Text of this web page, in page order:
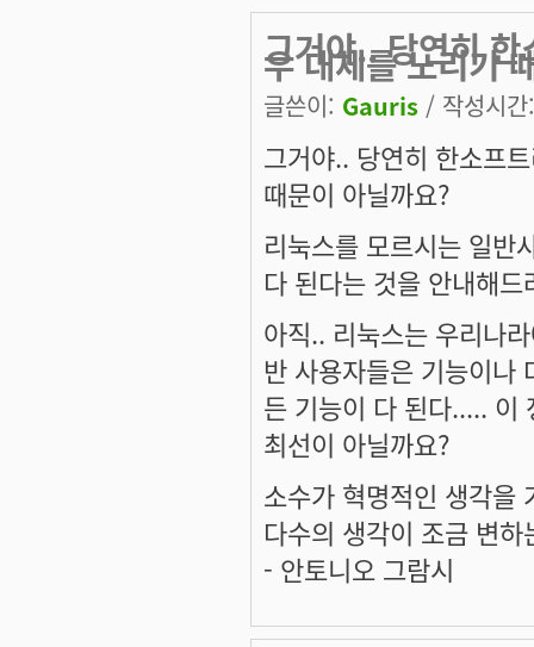
그거야.. 당연히 한
우 대체를 노리기
글쓴이: Gauris / 작성시
그거야.. 당연히 한소프
때문이 아닐까요?
리눅스를 모르시는 일반
다 된다는 것을 안내해
아직.. 리눅스는 우리나
반 사용자들은 기능이나
든 기능이 다 된다..... 이
최선이 아닐까요?
소수가 혁명적인 생각을
다수의 생각이 조금 변
- 안토니오 그람시